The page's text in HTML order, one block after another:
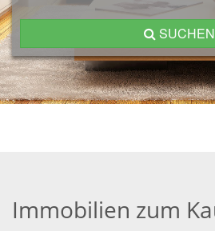
SUCHEN
Immobilien zum